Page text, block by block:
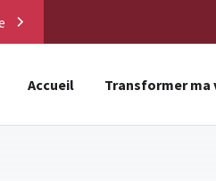
Accueil Transformer ma